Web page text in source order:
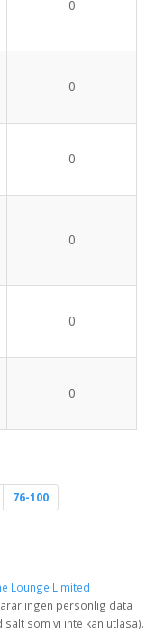
0
0
0
0
0
0
76-100
Lounge Limited
ingen personlig data
som vi inte kan utläsa).